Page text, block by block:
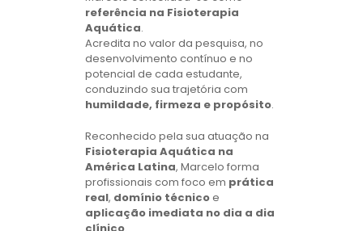
referência na Fisioterapia
Aquática.
Acredita no valor da pesquisa, no
desenvolvimento contínuo e no
potencial de cada estudante,
conduzindo sua trajetória com
humildade, firmeza e propósito.
Reconhecido pela sua atuação na
Fisioterapia Aquática na
América Latina, Marcelo forma
profissionais com foco em prática
real, domínio técnicoe
aplicação imediata no dia a dia